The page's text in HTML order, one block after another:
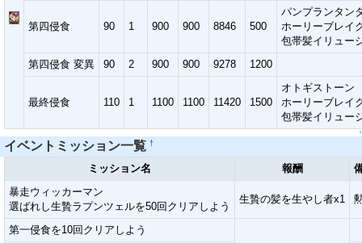
第四侵食 90 1 900 900 8846 500
パンプランタン
ホーリーブレイ
包帯髪イリュー
第四侵食 変異
90 2 900 900 9278 1200
最終侵食 110 1 1100 1100 11420 1500
オトギストーン
ホーリーブレイ
包帯髪イリュー
↑
イベントミッション一覧 †
ミッション名 報酬
暴走ウィッカーマン
選ばれし生贄ラプンツェルを50回クリアしよう
生贄の髪を生やし者x1
第一侵食を10回クリアしよう